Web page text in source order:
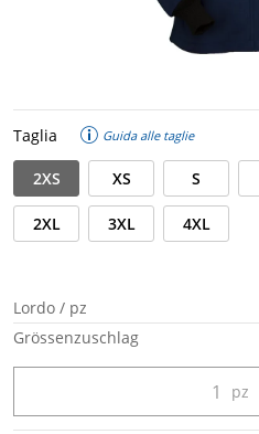
Taglia Guida alle taglie
2XS XS S
2XL 3XL 4XL
Lordo / pz
Grössenzuschlag